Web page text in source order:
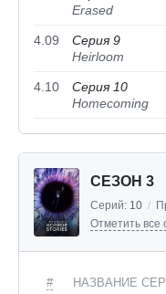
Erased
4.09
Серия 9
Heirloom
4.10
Серия 10
Homecoming
СЕЗОН 3
Серий: 10 /
Отметить все
# НАЗВАНИЕ